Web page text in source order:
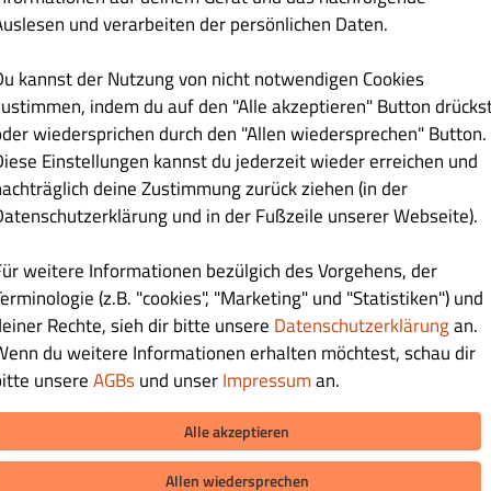
Haltet mich per E-Mail über Angebote auf dem Laufenden.
Sie auf „Registrieren“ klicken, erklären Sie sich mit denAllgemeinen
undder Datenschutzrichtliniedieser Website
Registrieren
Anmeldung
und verarbeiten der persönlichen Daten.
kannst der Nutzung von nicht notwendigen Cookies
indem du auf den "Alle akzeptieren" Button
wiedersprichen durch den "Allen wiedersprechen" Button.
Einstellungen kannst du jederzeit wieder erreichen und
deine Zustimmung zurück ziehen (in der
und in der Fußzeile unserer Webseite).
weitere Informationen bezülgich des Vorgehens, der
(z.B. "cookies", "Marketing" und "Statistiken") und
Rechte, sieh dir bitte unsere Datenschutzerklärungan.
du weitere Informationen erhalten möchtest, schau dir
unsereAGBsund unserImpressuman.
Alle akzeptieren
Allen wiedersprechen